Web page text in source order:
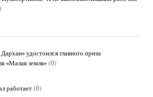
удостоился главного приза
«Малая земля» (0)
работает (0)